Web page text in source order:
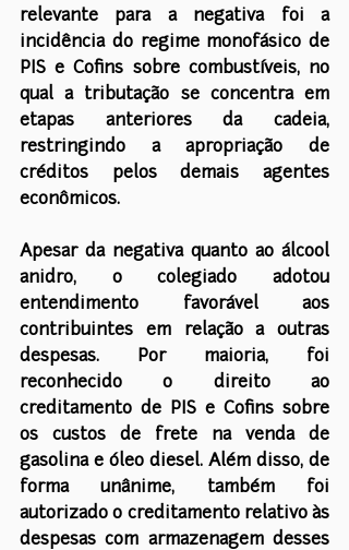
relevante para a negativa foi a
incidência do regime monofásico de
PIS e Cofins sobre combustíveis, no
qual a tributação se concentra em
etapas anteriores da cadeia,
restringindo a apropriação de
créditos pelos demais agentes
econômicos.
Apesar da negativa quanto ao álcool
anidro, o colegiado adotou
entendimento favorável aos
contribuintes em relação a outras
despesas. Por maioria, foi
reconhecido o direito ao
creditamento de PIS e Cofins sobre
os custos de frete na venda de
gasolina e óleo diesel. Além disso, de
forma unânime, também foi
autorizado o creditamento relativo às
despesas com armazenagem desses